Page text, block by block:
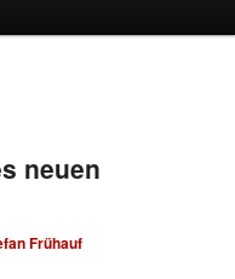
neuen
Frühauf